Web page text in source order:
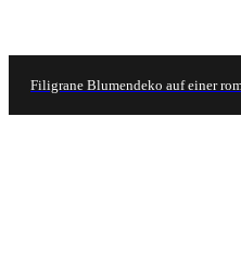
Filigrane Blumendeko auf einer